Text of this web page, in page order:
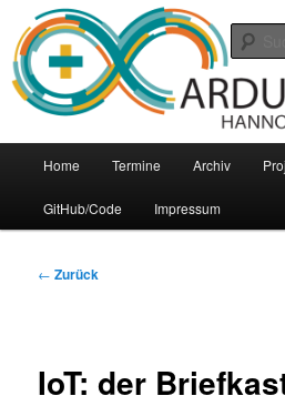
Inhalt
wechseln
Arduino-Hannover
Arduino Treffpunkt der Region Hannover
Home Termine Archiv
GitHub/Code Impressum
Beitrags-
← Zurück
IoT: der